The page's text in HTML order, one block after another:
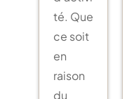
té. Que
ce soit
en
raison
du